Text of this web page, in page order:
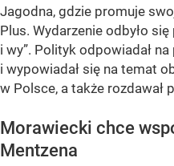
Jagodna, gdzie promuje
Plus. Wydarzenie odbyło się
i wy”. Polityk odpowiadał
i wypowiadał się na temat
w Polsce, a także rozdawał
Morawiecki chce
Mentzena